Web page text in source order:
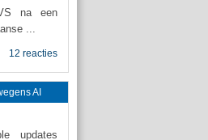
na een
...
12 reacties
AI
updates